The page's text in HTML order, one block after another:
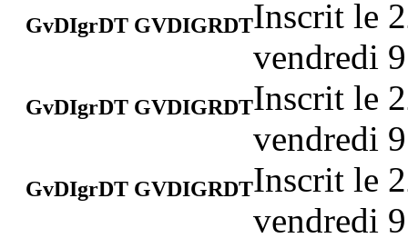
GvDIgrDT GVDIGRDTInscrit le
vendredi
GvDIgrDT GVDIGRDTInscrit le
vendredi
GvDIgrDT GVDIGRDTInscrit le
vendredi